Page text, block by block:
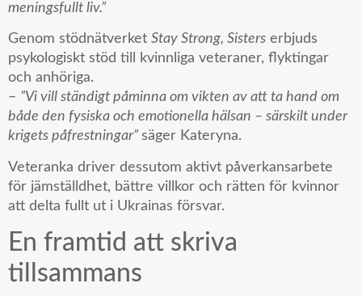
meningsfullt liv.”
Genom stödnätverket Stay Strong, Sisters erbjuds
psykologiskt stöd till kvinnliga veteraner, flyktingar
och anhöriga.
– ”Vi vill ständigt påminna om vikten av att ta hand om
både den fysiska och emotionella hälsan – särskilt under
krigets påfrestningar” säger Kateryna.
Veteranka driver dessutom aktivt påverkansarbete
för jämställdhet, bättre villkor och rätten för kvinnor
att delta fullt ut i Ukrainas försvar.
En framtid att skriva
tillsammans